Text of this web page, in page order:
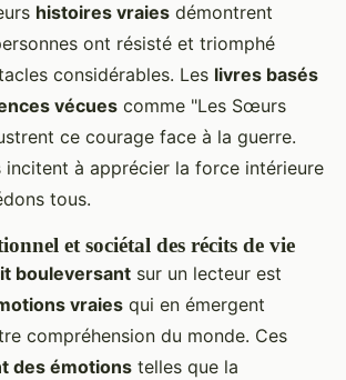
histoires vraies démontrent
ont résisté et triomphé
considérables. Les livres basés
vécues comme "Les Sœurs
ce courage face à la guerre.
incitent à apprécier la force intérieure
tous.
et sociétal des récits de vie
bouleversant sur un lecteur est
vraies qui en émergent
compréhension du monde. Ces
des émotions telles que la